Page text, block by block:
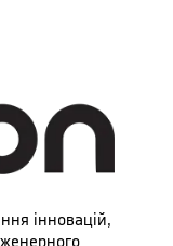
інновацій,